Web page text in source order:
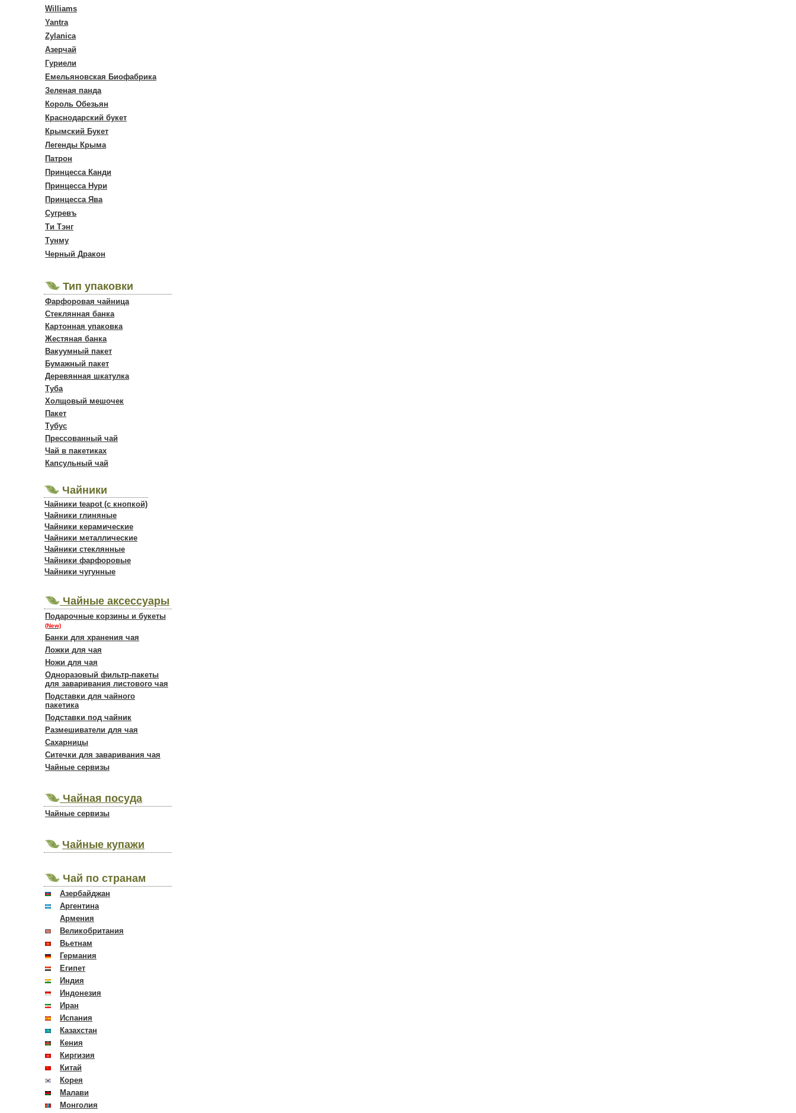
Williams
Yantra
Zylanica
Азерчай
Гуриели
Емельяновская Биофабрика
Зеленая панда
Король Обезьян
Краснодарский букет
Крымский Букет
Легенды Крыма
Патрон
Принцесса Канди
Принцесса Нури
Принцесса Ява
Сугревъ
Ти Тэнг
Тунму
Черный Дракон
Тип упаковки
Фарфоровая чайница
Стеклянная банка
Картонная упаковка
Жестяная банка
Вакуумный пакет
Бумажный пакет
Деревянная шкатулка
Туба
Холщовый мешочек
Пакет
Тубус
Прессованный чай
Чай в пакетиках
Капсульный чай
Чайники
Чайники teapot (с кнопкой)
Чайники глиняные
Чайники керамические
Чайники металлические
Чайники стеклянные
Чайники фарфоровые
Чайники чугунные
Чайные аксессуары
Подарочные корзины и букеты
(New)
Банки для хранения чая
Ложки для чая
Ножи для чая
Одноразовый фильтр-пакеты
для заваривания листового чая
Подставки для чайного
пакетика
Подставки под чайник
Размешиватели для чая
Сахарницы
Ситечки для заваривания чая
Чайные сервизы
Чайная посуда
Чайные сервизы
Чайные купажи
Чай по странам
Азербайджан
Аргентина
Армения
Великобритания
Вьетнам
Германия
Египет
Индия
Индонезия
Иран
Испания
Казахстан
Кения
Киргизия
Китай
Корея
Малави
Монголия